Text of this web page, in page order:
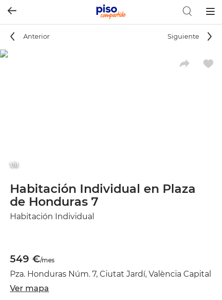
Anterior Siguiente
1/8
Habitación Individual en Plaza
de Honduras 7
Habitación Individual
549 €/mes
Pza. Honduras Núm. 7, Ciutat Jardí, València Capital
Ver mapa